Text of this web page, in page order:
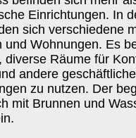
Einrichtungen. In
sich verschiedene
und Wohnungen. Es
diverse Räume für
andere
zu nutzen. Der
mit Brunnen und